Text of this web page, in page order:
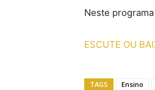
Neste
ESCUTE OU
TAGS Ensino